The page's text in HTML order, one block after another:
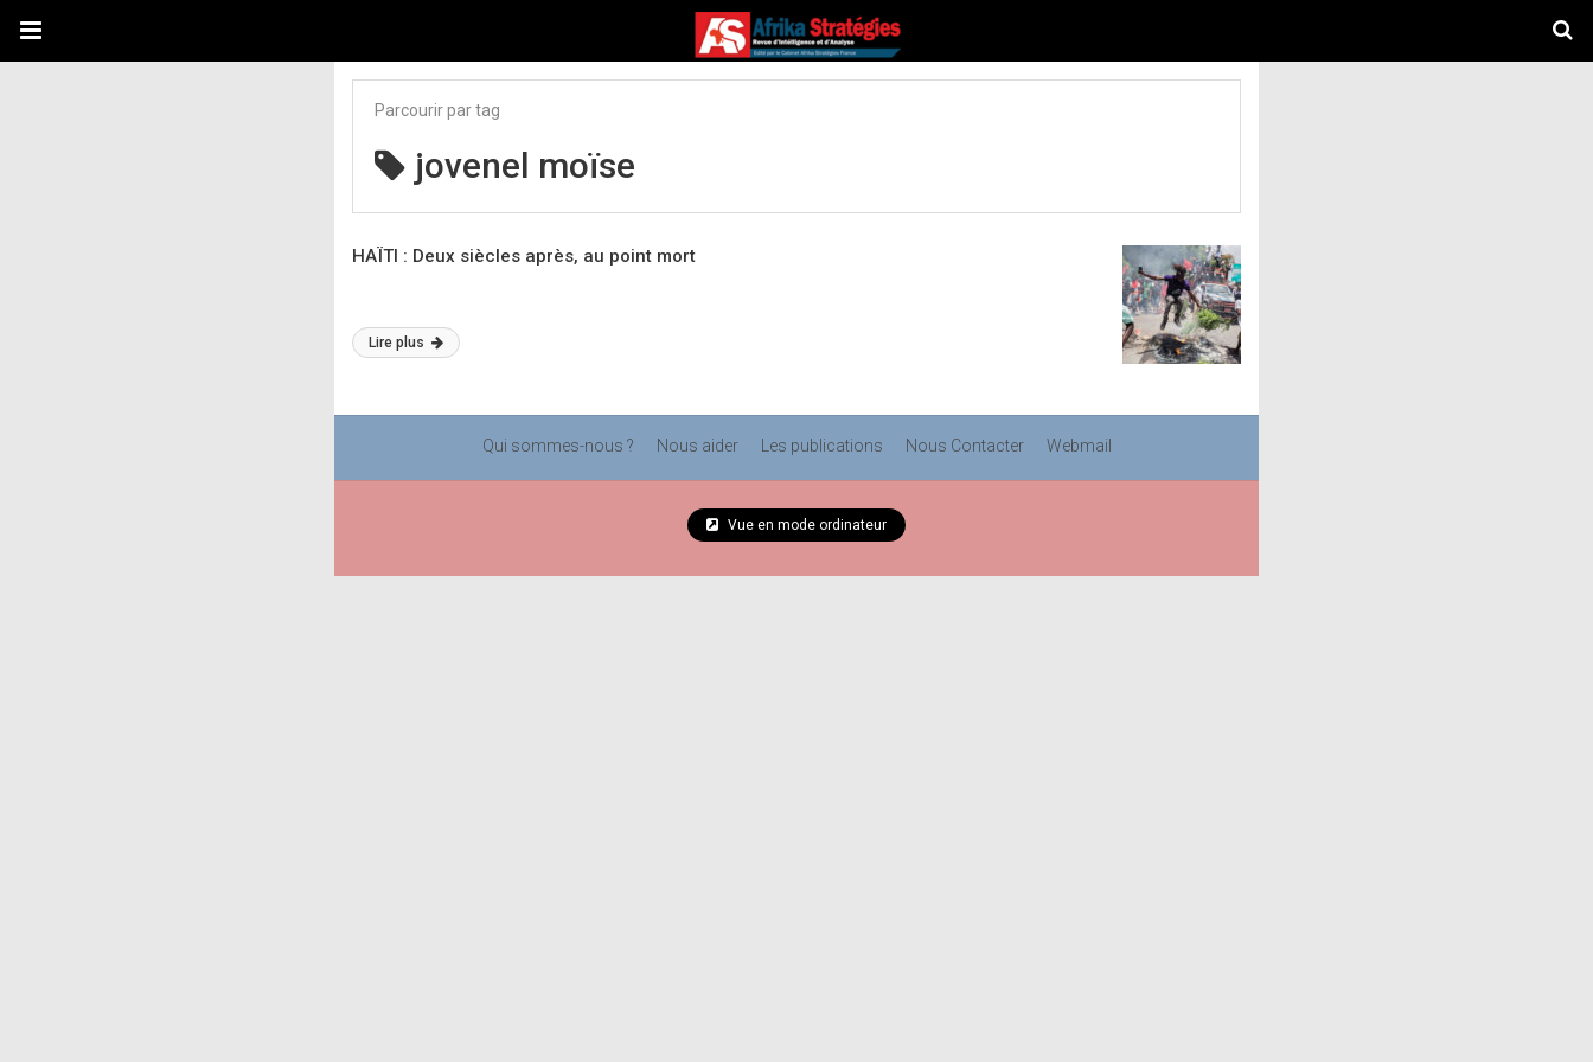
Parcourir par tag
jovenel moïse
HAÏTI : Deux siècles après, au point mort
Lire plus
Qui sommes-nous ? Nous aider Les publications Nous Contacter Webmail
Vue en mode ordinateur